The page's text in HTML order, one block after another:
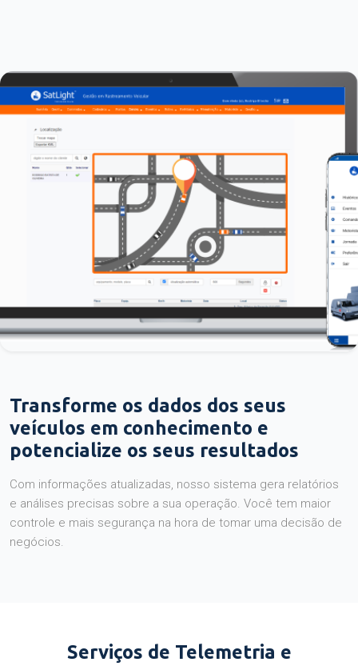
Transforme os dados dos seus
veículos em conhecimento e
potencialize os seus resultados
Com informações atualizadas, nosso sistema gera relatórios
e análises precisas sobre a sua operação. Você tem maior
controle e mais segurança na hora de tomar uma decisão de
negócios.
Serviços de Telemetria e